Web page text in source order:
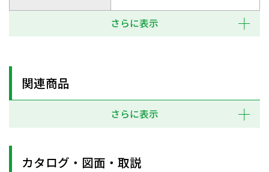
さらに表示
関連商品
さらに表示
カタログ・図面・取説